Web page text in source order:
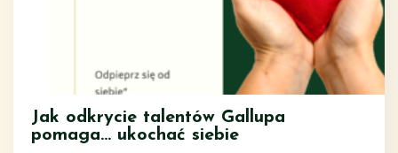
Jak odkrycie talentów Gallupa
pomaga… ukochać siebie